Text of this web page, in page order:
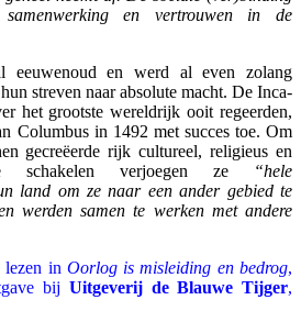
en vertrouwen in de
eeuwenoud en werd al even zolang
streven naar absolute macht. De Inca-
het grootste wereldrijk ooit regeerden,
Columbus in 1492 met succes toe. Om
gecreëerde rijk cultureel, religieus en
schakelen verjoegen ze
“hele
land om ze naar een ander gebied te
werden samen te werken met andere
lezen in Oorlog is misleiding en bedrog,
bij Uitgeverij de Blauwe Tijger,